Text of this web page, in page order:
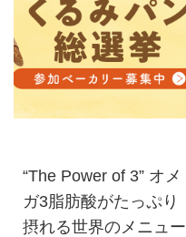
“The Power of 3” オメ
ガ3脂肪酸がたっぷり
摂れる世界のメニュー